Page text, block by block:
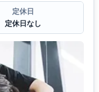
定休日
定休日なし